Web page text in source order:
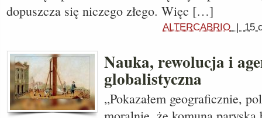
dopuszcza się niczego złego. Więc […]
ALTERCABRIO | 15
Nauka, rewolucja i
globalistyczna
„Pokazałem geograficznie,